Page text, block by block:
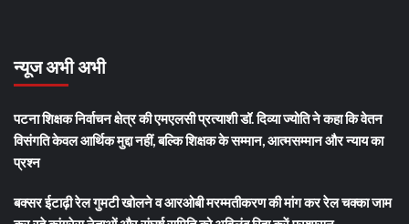
न्यूज अभी अभी
पटना शिक्षक निर्वाचन क्षेत्र की एमएलसी प्रत्याशी डॉ. दिव्या ज्योति ने कहा कि वेतन
विसंगति केवल आर्थिक मुद्दा नहीं, बल्कि शिक्षक के सम्मान, आत्मसम्मान और न्याय का
प्रश्न
बक्सर ईटाढ़ी रेल गुमटी खोलने व आरओबी मरम्मतीकरण की मांग कर रेल चक्का जाम